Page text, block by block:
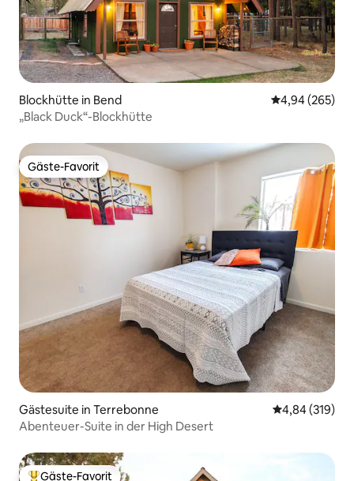
Blockhütte in Bend
4,94 (265)
„Black Duck“-Blockhütte
Gäste-Favorit
Gäste-Favorit
Gästesuite in Terrebonne
4,84 (319)
Abenteuer-Suite in der High Desert
Gäste-Favorit